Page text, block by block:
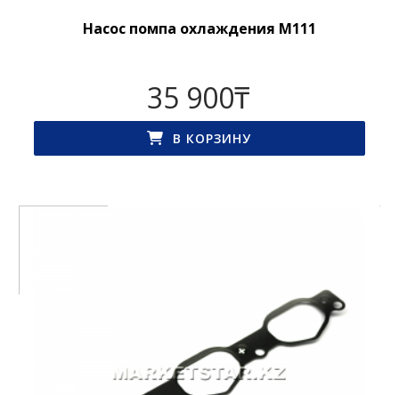
Насос помпа охлаждения M111
35 900₸
В КОРЗИНУ